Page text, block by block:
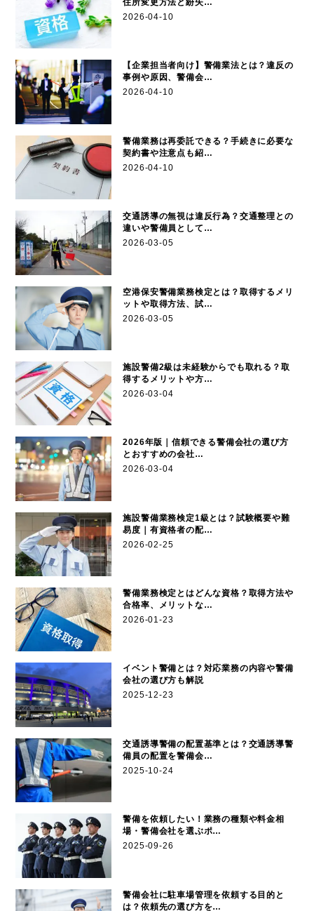
住所変更方法と紛失…
2026-04-10
【企業担当者向け】警備業法とは？違反の
事例や原因、警備会…
2026-04-10
警備業務は再委託できる？手続きに必要な
契約書や注意点も紹…
2026-04-10
交通誘導の無視は違反行為？交通整理との
違いや警備員として…
2026-03-05
空港保安警備業務検定とは？取得するメリ
ットや取得方法、試…
2026-03-05
施設警備2級は未経験からでも取れる？取
得するメリットや方…
2026-03-04
2026年版｜信頼できる警備会社の選び方
とおすすめの会社…
2026-03-04
施設警備業務検定1級とは？試験概要や難
易度｜有資格者の配…
2026-02-25
警備業務検定とはどんな資格？取得方法や
合格率、メリットな…
2026-01-23
イベント警備とは？対応業務の内容や警備
会社の選び方も解説
2025-12-23
交通誘導警備の配置基準とは？交通誘導警
備員の配置を警備会…
2025-10-24
警備を依頼したい！業務の種類や料金相
場・警備会社を選ぶポ…
2025-09-26
警備会社に駐車場管理を依頼する目的と
は？依頼先の選び方を…